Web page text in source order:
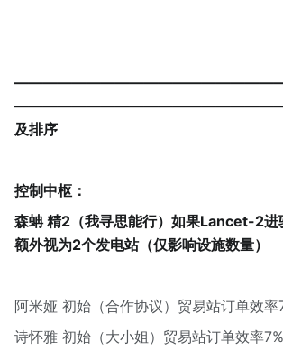
———————————————————干
及排序
控制中枢：
森蚺 精2（我寻思能行）如果Lancet-2进
额外视为2个发电站（仅影响设施数量）
阿米娅 初始（合作协议）贸易站订单效率
诗怀雅 初始（大小姐）贸易站订单效率7%